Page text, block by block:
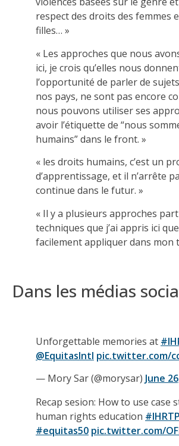
respect des droits des femmes
filles… »
« Les approches que nous
ici, je crois qu’elles nous
l’opportunité de parler de
nos pays, ne sont pas encore
nous pouvons utiliser ses
avoir l’étiquette de “nous
humains” dans le front. »
« les droits humains, c’est un
d’apprentissage, et il n’arrête
continue dans le futur. »
« Il y a plusieurs approches
techniques que j’ai appris ici
facilement appliquer dans mon
Dans les médias
Unforgettable memories at
@EquitasIntl pic.twitter.com/
— Mory Sar (@morysar) June
Recap sesion: How to use case
human rights education #IHRTP
#equitas50 pic.twitter.com/